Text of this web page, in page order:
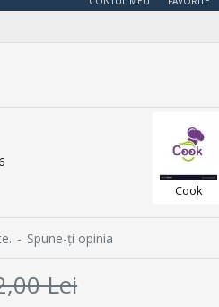
Cook
- Spune-ţi opinia
Lei